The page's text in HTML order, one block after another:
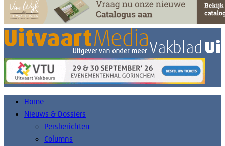
Home
Nieuws & Dossiers
Persberichten
Columns